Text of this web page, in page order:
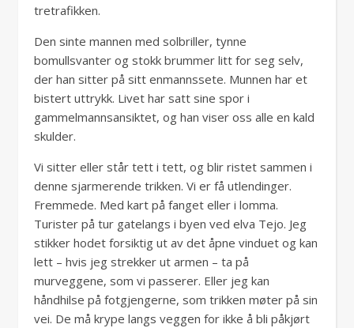
tretrafikken.
Den sinte mannen med solbriller, tynne
bomullsvanter og stokk brummer litt for seg selv,
der han sitter på sitt enmannssete. Munnen har et
bistert uttrykk. Livet har satt sine spor i
gammelmannsansiktet, og han viser oss alle en kald
skulder.
Vi sitter eller står tett i tett, og blir ristet sammen i
denne sjarmerende trikken. Vi er få utlendinger.
Fremmede. Med kart på fanget eller i lomma.
Turister på tur gatelangs i byen ved elva Tejo. Jeg
stikker hodet forsiktig ut av det åpne vinduet og kan
lett – hvis jeg strekker ut armen – ta på
murveggene, som vi passerer. Eller jeg kan
håndhilse på fotgjengerne, som trikken møter på sin
vei. De må krype langs veggen for ikke å bli påkjørt